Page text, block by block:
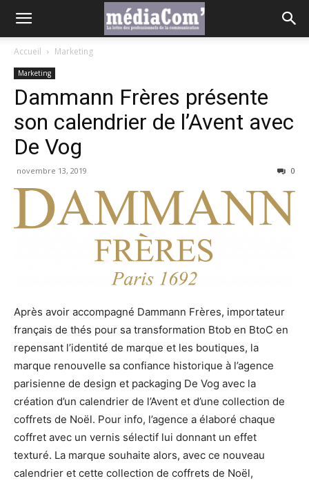
Accueil Marketing
Marketing
Dammann Frères présente
son calendrier de l’Avent avec
De Vog
novembre 13, 2019 0
Après avoir accompagné Dammann Frères, importateur
français de thés pour sa transformation Btob en BtoC en
repensant l’identité de marque et les boutiques, la
marque renouvelle sa confiance historique à l’agence
parisienne de design et packaging De Vog avec la
création d’un calendrier de l’Avent et d’une collection de
coffrets de Noël. Pour info, l’agence a élaboré chaque
coffret avec un vernis sélectif lui donnant un effet
texturé. La marque souhaite alors, avec ce nouveau
calendrier et cette collection de coffrets de Noël,